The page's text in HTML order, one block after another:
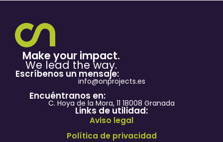
Make your impact.
We lead the way.
Escríbenos un mensaje:
info@onprojects.es
Encuéntranos en:
C. Hoya de la Mora, 11 18008 Granada
Links de utilidad:
Aviso legal
Política de privacidad